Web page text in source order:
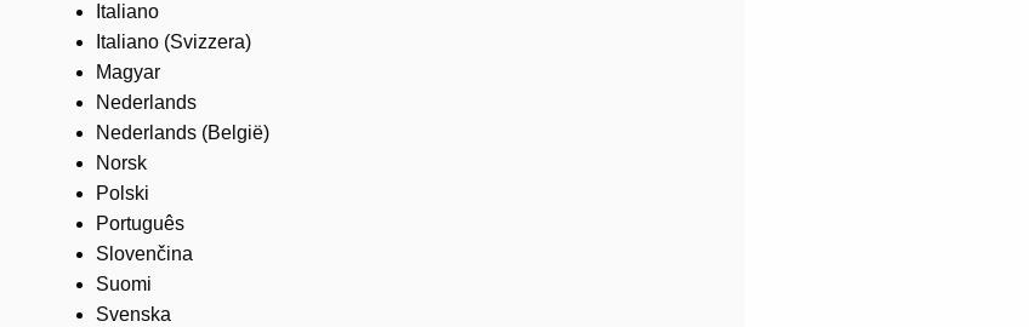
Italiano
Italiano (Svizzera)
Magyar
Nederlands
Nederlands (België)
Norsk
Polski
Português
Slovenčina
Suomi
Svenska